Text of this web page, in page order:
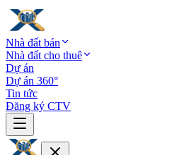
Nhà đất bán
Nhà đất cho thuê
Dự án
Dự án 360°
Tin tức
Đăng ký CTV